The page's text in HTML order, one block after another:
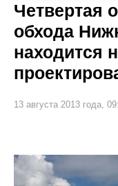
Четвертая
обхода
находится
13 августа 2013 года,